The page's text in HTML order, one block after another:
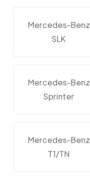
Mercedes-Benz
SLK
Mercedes-Benz
Sprinter
Mercedes-Benz
T1/TN